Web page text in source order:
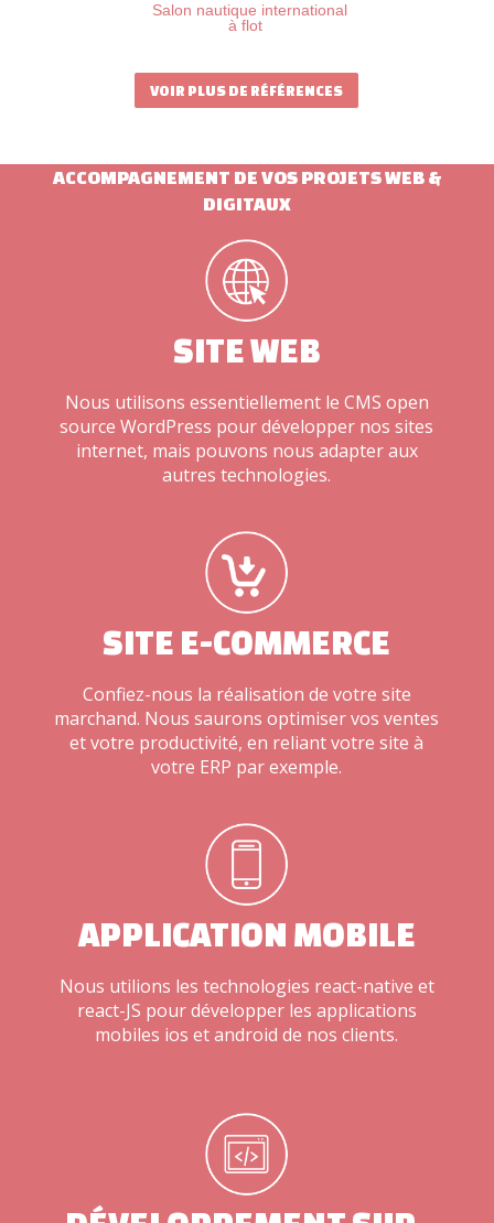
Salon nautique international
à flot
VOIR PLUS DE RÉFÉRENCES
ACCOMPAGNEMENT DE VOS PROJETS WEB &
DIGITAUX
SITE WEB
Nous utilisons essentiellement le CMS open
source WordPress pour développer nos sites
internet, mais pouvons nous adapter aux
autres technologies.
SITE E-COMMERCE
Confiez-nous la réalisation de votre site
marchand. Nous saurons optimiser vos ventes
et votre productivité, en reliant votre site à
votre ERP par exemple.
APPLICATION MOBILE
Nous utilions les technologies react-native et
react-JS pour développer les applications
mobiles ios et android de nos clients.